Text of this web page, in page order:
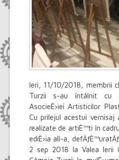
Ieri, 11/10/2018, membrii
Turzii s-au întâlnit cu
AsocieÈ›iei Artisticilor
Cu prilejul acestui vernisaj
realizate de artiÈ™ti în
ediÈ›ia aII-a,
2 sep 2018 la Valea Ierii